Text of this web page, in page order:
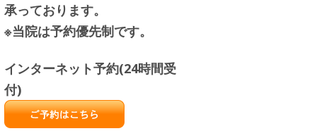
承っております。
※当院は予約優先制です。
インターネット予約(24時間受
付)